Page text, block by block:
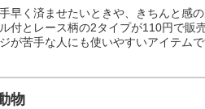
早く済ませたいときや、きちんと感
付とレース柄の2タイプが110円で販
が苦手な人にも使いやすいアイテム
物